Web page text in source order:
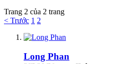
Trang 2 của 2 trang
< Trước 1 2
Long Phan